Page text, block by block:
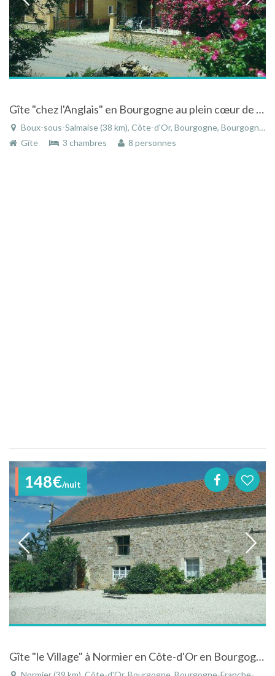
Gîte "chez l'Anglais" en Bourgogne au plein cœur de l'Auxois
Boux-sous-Salmaise (38 km), Côte-d'Or, Bourgogne, Bourgogne-Franche-Comté, France
Gîte
3 chambres 8 personnes
148€/nuit
Gîte "le Village" à Normier en Côte-d'Or en Bourgogne dans une ancienne ferme au coeur de l'Auxois